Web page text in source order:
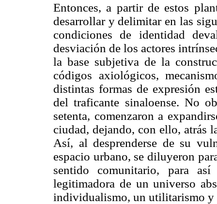
Entonces, a partir de estos
desarrollar y delimitar en las
condiciones de identidad
desviación de los actores
la base subjetiva de la
códigos axiológicos,
distintas formas de expresión
del traficante sinaloense. No
setenta, comenzaron a
ciudad, dejando, con ello, atrás
Así, al desprenderse de su
espacio urbano, se diluyeron
sentido comunitario, para
legitimadora de un universo
individualismo, un utilitarismo y